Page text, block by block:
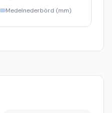
Medelnederbörd (mm)